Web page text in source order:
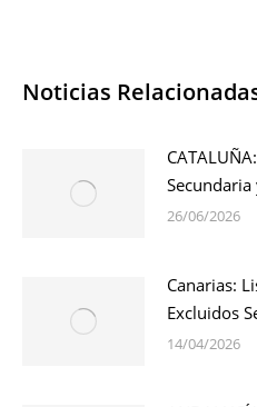
Noticias
26/06/2026
Canarias:
Excluidos
14/04/2026